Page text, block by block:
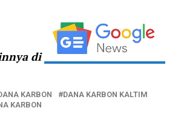
di
KARBON
DANA KARBON KALTIM
KARBON